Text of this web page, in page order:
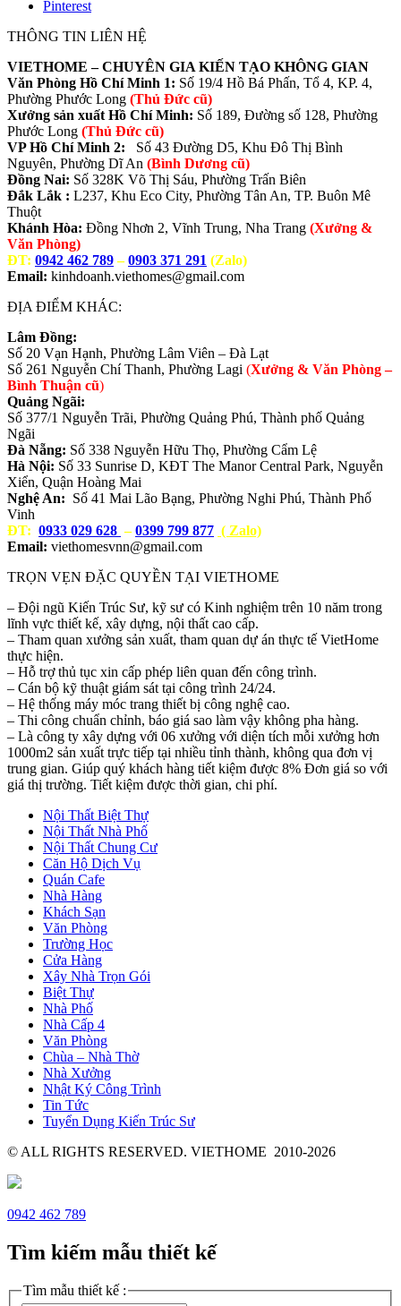
Pinterest
THÔNG TIN LIÊN HỆ
VIETHOME – CHUYÊN GIA KIẾN TẠO KHÔNG GIAN
Văn Phòng Hồ Chí Minh 1: Số 19/4 Hồ Bá Phấn, Tổ 4, KP. 4,
Phường Phước Long (Thủ Đức cũ)
Xưởng sản xuất Hồ Chí Minh: Số 189, Đường số 128, Phường
Phước Long (Thủ Đức cũ)
VP Hồ Chí Minh 2: Số 43 Đường D5, Khu Đô Thị Bình
Nguyên, Phường Dĩ An (Bình Dương cũ)
Đồng Nai: Số 328K Võ Thị Sáu, Phường Trấn Biên
Đắk Lắk : L237, Khu Eco City, Phường Tân An, TP. Buôn Mê
Thuột
Khánh Hòa: Đồng Nhơn 2, Vĩnh Trung, Nha Trang (Xưởng &
Văn Phòng)
ĐT: 0942 462 789–0903 371 291 (Zalo)
Email: kinhdoanh.viethomes@gmail.com
ĐỊA ĐIỂM KHÁC:
Lâm Đồng:
Số 20 Vạn Hạnh, Phường Lâm Viên – Đà Lạt
Số 261 Nguyễn Chí Thanh, Phường Lagi (Xưởng & Văn Phòng –
Bình Thuận cũ)
Quảng Ngãi:
Số 377/1 Nguyễn Trãi, Phường Quảng Phú, Thành phố Quảng
Ngãi
Đà Nẵng: Số 338 Nguyễn Hữu Thọ, Phường Cẩm Lệ
Hà Nội: Số 33 Sunrise D, KĐT The Manor Central Park, Nguyễn
Xiển, Quận Hoàng Mai
Nghệ An: Số 41 Mai Lão Bạng, Phường Nghi Phú, Thành Phố
Vinh
ĐT: 0933 029 628 –0399 799 877 ( Zalo)
Email: viethomesvnn@gmail.com
TRỌN VẸN ĐẶC QUYỀN TẠI VIETHOME
– Đội ngũ Kiến Trúc Sư, kỹ sư có Kinh nghiệm trên 10 năm trong
lĩnh vực thiết kế, xây dựng, nội thất cao cấp.
– Tham quan xưởng sản xuất, tham quan dự án thực tế VietHome
thực hiện.
– Hỗ trợ thủ tục xin cấp phép liên quan đến công trình.
– Cán bộ kỹ thuật giám sát tại công trình 24/24.
– Hệ thống máy móc trang thiết bị công nghệ cao.
– Thi công chuẩn chỉnh, báo giá sao làm vậy không pha hàng.
– Là công ty xây dựng với 06 xưởng với diện tích mỗi xưởng hơn
1000m2 sản xuất trực tiếp tại nhiều tỉnh thành, không qua đơn vị
trung gian. Giúp quý khách hàng tiết kiệm được 8% Đơn giá so với
giá thị trường. Tiết kiệm được thời gian, chi phí.
Nội Thất Biệt Thự
Nội Thất Nhà Phố
Nội Thất Chung Cư
Căn Hộ Dịch Vụ
Quán Cafe
Nhà Hàng
Khách Sạn
Văn Phòng
Trường Học
Cửa Hàng
Xây Nhà Trọn Gói
Biệt Thự
Nhà Phố
Nhà Cấp 4
Văn Phòng
Chùa – Nhà Thờ
Nhà Xưởng
Nhật Ký Công Trình
Tin Tức
Tuyển Dụng Kiến Trúc Sư
© ALL RIGHTS RESERVED. VIETHOME 2010-2026
0942 462 789
Tìm kiếm mẫu thiết kế
Tìm mẫu thiết kế :